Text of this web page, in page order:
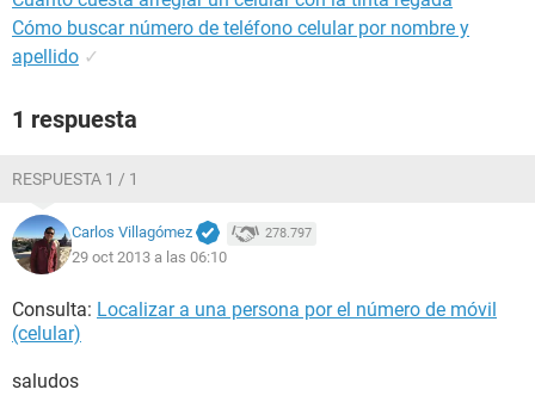
Cómo buscar número de teléfono celular por nombre y
apellido ✓
1 respuesta
RESPUESTA 1 / 1
Carlos Villagómez 278.797
29 oct 2013 a las 06:10
Consulta: Localizar a una persona por el número de móvil
(celular)
saludos